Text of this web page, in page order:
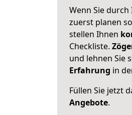
Wenn Sie
zuerst planen
stellen Ihnen
Checkliste.
und lehnen Sie
Erfahrung in
Füllen Sie jetzt
Angebote.